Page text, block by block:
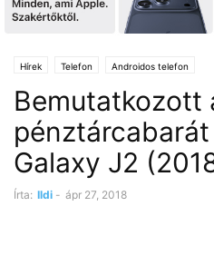
Hírek Telefon Androidos telefon
Bemutatkozott
Galaxy J2
Írta: Ildi - ápr 27, 2018